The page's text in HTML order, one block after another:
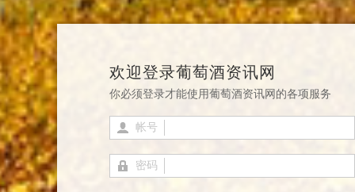
欢迎登录葡萄酒资讯网
你必须登录才能使用葡萄酒资讯网的各项服务
帐号
密码